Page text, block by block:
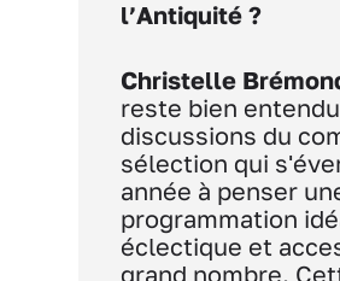
l’Antiquité ?
Christelle
reste bien
discussions du
sélection qui
année à penser
programmation
éclectique et
grand nombre.